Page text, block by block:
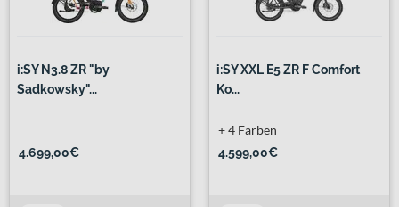
i:SY N3.8 ZR "by
Sadkowsky"...
4.699,00€
i:SY XXL E5 ZR F Comfort
Ko...
4.599,00€
+ 4 Farben